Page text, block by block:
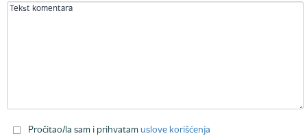
Pročitao/la sam i prihvatam uslove korišćenja